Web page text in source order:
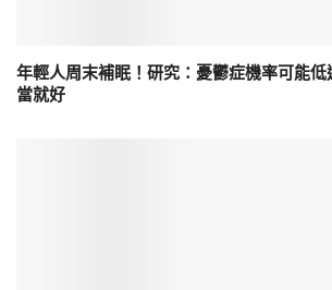
年輕人周末補眠！研究：憂鬱症機率可能
當就好